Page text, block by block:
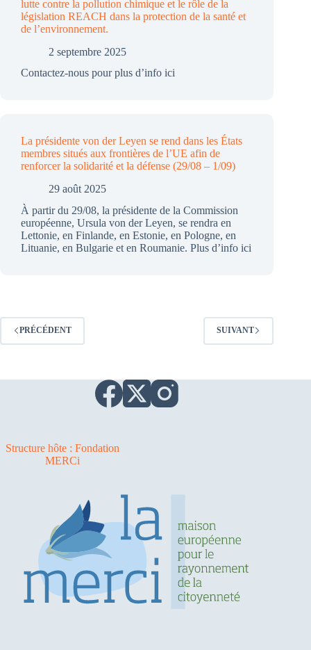
lutte contre la pollution chimique et le rôle de la
législation REACH dans la protection de la santé et
de l’environnement.
2 septembre 2025
Contactez-nous pour plus d’info ici
La présidente von der Leyen se rend dans les États
membres situés aux frontières de l’UE afin de
renforcer la solidarité et la défense (29/08 – 1/09)
29 août 2025
À partir du 29/08, la présidente de la Commission
européenne, Ursula von der Leyen, se rendra en
Lettonie, en Finlande, en Estonie, en Pologne, en
Lituanie, en Bulgarie et en Roumanie. Plus d’info ici
PRÉCÉDENT SUIVANT
Structure hôte : Fondation
MERCi